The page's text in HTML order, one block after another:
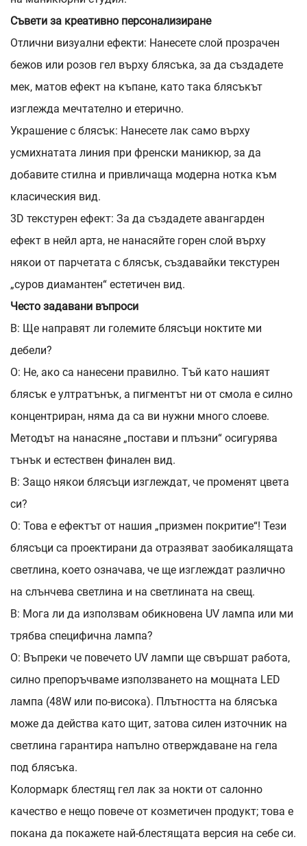
Съвети за креативно персонализиране
Отлични визуални ефекти: Нанесете слой прозрачен
бежов или розов гел върху блясъка, за да създадете
мек, матов ефект на къпане, като така блясъкът
изглежда мечтателно и етерично.
Украшение с блясък: Нанесете лак само върху
усмихнатата линия при френски маникюр, за да
добавите стилна и привличаща модерна нотка към
класическия вид.
3D текстурен ефект: За да създадете авангарден
ефект в нейл арта, не нанасяйте горен слой върху
някои от парчетата с блясък, създавайки текстурен
„суров диамантен“ естетичен вид.
Често задавани въпроси
В: Ще направят ли големите блясъци ноктите ми
дебели?
О: Не, ако са нанесени правилно. Тъй като нашият
блясък е ултратънък, а пигментът ни от смола е силно
концентриран, няма да са ви нужни много слоеве.
Методът на нанасяне „постави и плъзни“ осигурява
тънък и естествен финален вид.
В: Защо някои блясъци изглеждат, че променят цвета
си?
О: Това е ефектът от нашия „призмен покритие“! Тези
блясъци са проектирани да отразяват заобикалящата
светлина, което означава, че ще изглеждат различно
на слънчева светлина и на светлината на свещ.
В: Мога ли да използвам обикновена UV лампа или ми
трябва специфична лампа?
О: Въпреки че повечето UV лампи ще свършат работа,
силно препоръчваме използването на мощната LED
лампа (48W или по-висока). Плътността на блясъка
може да действа като щит, затова силен източник на
светлина гарантира напълно отверждаване на гела
под блясъка.
Колормарк блестящ гел лак за нокти от салонно
качество е нещо повече от козметичен продукт; това е
покана да покажете най-блестящата версия на себе си.